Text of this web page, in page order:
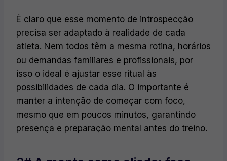
É claro que esse momento de introspecção
precisa ser adaptado à realidade de cada
atleta. Nem todos têm a mesma rotina, horários
ou demandas familiares e profissionais, por
isso o ideal é ajustar esse ritual às
possibilidades de cada dia. O importante é
manter a intenção de começar com foco,
mesmo que em poucos minutos, garantindo
presença e preparação mental antes do treino.